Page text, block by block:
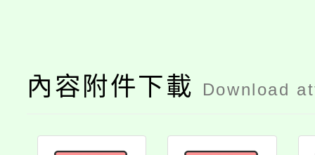
內容附件下載 Download